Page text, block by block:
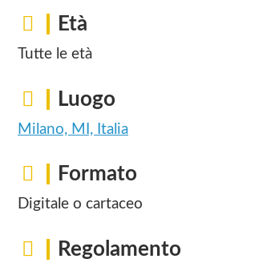
Età
Tutte le età
Luogo
Milano, MI, Italia
Formato
Digitale o cartaceo
Regolamento